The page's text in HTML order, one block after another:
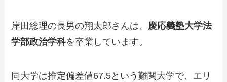
岸田総理の長男の翔太郎さんは、 慶応義塾大学法
学部政治学科を卒業しています。
同大学は推定偏差値67.5という難関大学で、エリ